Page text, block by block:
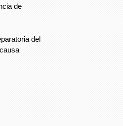
de
del